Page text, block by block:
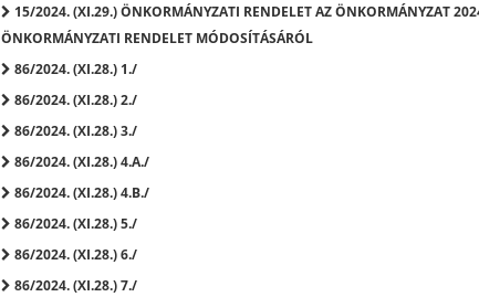
15/2024. (XI.29.) ÖNKORMÁNYZATI RENDELET AZ ÖNKORMÁNYZAT
ÖNKORMÁNYZATI RENDELET MÓDOSÍTÁSÁRÓL
86/2024. (XI.28.) 1./
86/2024. (XI.28.) 2./
86/2024. (XI.28.) 3./
86/2024. (XI.28.) 4.A./
86/2024. (XI.28.) 4.B./
86/2024. (XI.28.) 5./
86/2024. (XI.28.) 6./
86/2024. (XI.28.) 7./